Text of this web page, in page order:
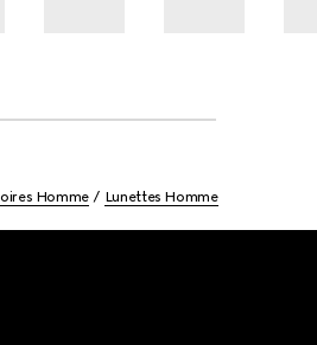
Homme Lunettes Homme